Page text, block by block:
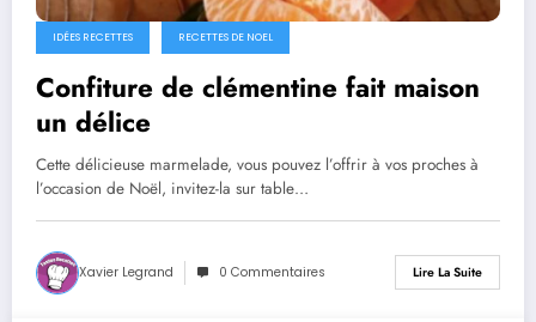
IDÉES RECETTES RECETTES DE NOEL
Confiture de clémentine fait maison
un délice
Cette délicieuse marmelade, vous pouvez l’offrir à vos proches à
l’occasion de Noël, invitez-la sur table…
Xavier Legrand 0 Commentaires Lire La Suite